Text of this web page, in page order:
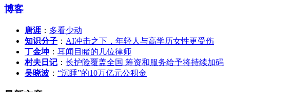
博客
唐涯 ： 多看少动
知识分子 ： AI冲击之下，年轻人与高学历女性更受伤
丁金坤 ： 耳闻目睹的几位律师
村夫日记 ： 长护险覆盖全国 筹资和服务给予将持续加码
吴晓波 ： “沉睡”的10万亿元公积金